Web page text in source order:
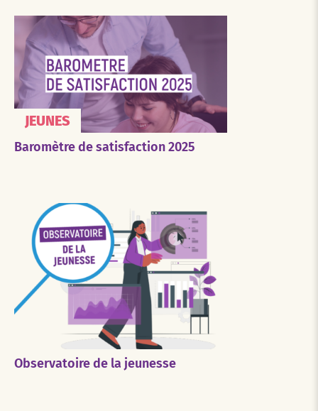
JEUNES
Baromètre de satisfaction 2025
Observatoire de la jeunesse